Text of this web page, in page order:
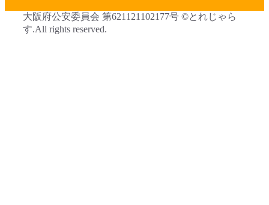
大阪府公安委員会 第621121102177号 ©とれじゃら
す.All rights reserved.